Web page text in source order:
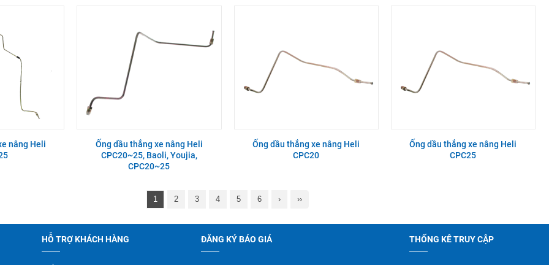
nâng Heli
Ống dầu thắng xe nâng Heli
CPC20~25, Baoli, Youjia,
CPC20~25
Ống dầu thắng xe nâng Heli
CPC20
Ống dầu thắng xe nâng Heli
CPC25
1 2 3 4 5 6 › ››
HỖ TRỢ KHÁCH HÀNG ĐĂNG KÝ BÁO GIÁ THỐNG KÊ TRUY CẬP